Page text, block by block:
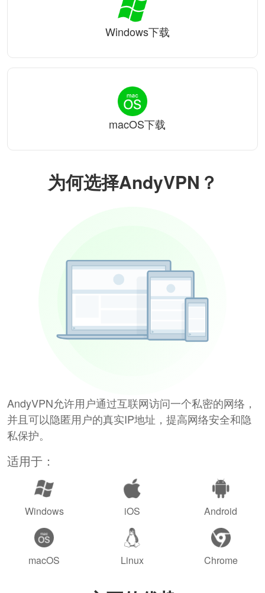
为何选择AndyVPN？
AndyVPN允许用户通过互联网访问一个私密的网络，
并且可以隐匿用户的真实IP地址，提高网络安全和隐
私保护。
适用于：
Windows iOS Android
macOS Linux Chrome
Windows下载
macOS下载